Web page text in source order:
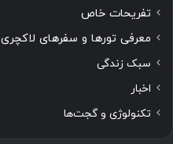
تفریحات خاص
معرفی تورها و سفرهای لاکچری
سبک زندگی
اخبار
تکنولوژی و گجت‌ها